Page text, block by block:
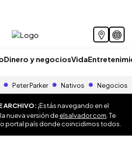
Dinero y negociosVida
Peter Parker Nativos Negocios
ARCHIVO:¡Estás navegando en el
nueva versión deelsalvador.com . Te
portal país donde coincidimos todos.